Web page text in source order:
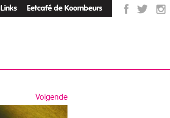
Links Eetcafé de Koornbeurs
Volgende